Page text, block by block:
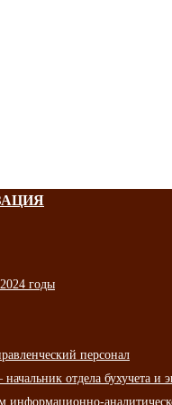
годы
персонал
отдела бухучета и
информационно-